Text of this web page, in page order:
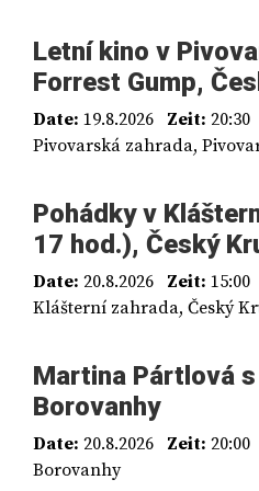
Letní kino v
Forrest Gump,
Date: 19.8.2026 Zeit: 20:30
Pivovarská zahrada,
Pohádky v
17 hod.), Český
Date: 20.8.2026 Zeit: 15:00
Klášterní zahrada, Český
Martina Pártlová
Borovanhy
Date: 20.8.2026 Zeit: 20:00
Borovanhy